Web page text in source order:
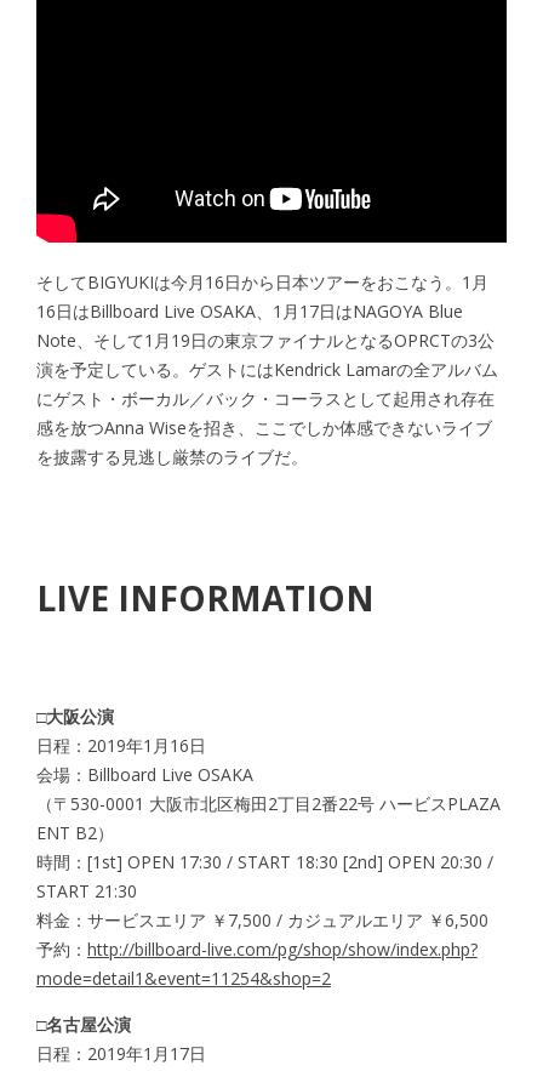
そしてBIGYUKIは今月16日から日本ツアーをおこなう。1月
16日はBillboard Live OSAKA、1月17日はNAGOYA Blue
Note、そして1月19日の東京ファイナルとなるOPRCTの3公
演を予定している。ゲストにはKendrick Lamarの全アルバム
にゲスト・ボーカル／バック・コーラスとして起用され存在
感を放つAnna Wiseを招き、ここでしか体感できないライブ
を披露する見逃し厳禁のライブだ。
LIVE INFORMATION
□大阪公演
日程：2019年1月16日
会場：Billboard Live OSAKA
（〒530-0001 大阪市北区梅田2丁目2番22号 ハービスPLAZA
ENT B2）
時間：[1st] OPEN 17:30 / START 18:30 [2nd] OPEN 20:30 /
START 21:30
料金：サービスエリア ￥7,500 / カジュアルエリア ￥6,500
予約： http://billboard-live.com/pg/shop/show/index.php?
mode=detail1&event=11254&shop=2
□名古屋公演
日程：2019年1月17日